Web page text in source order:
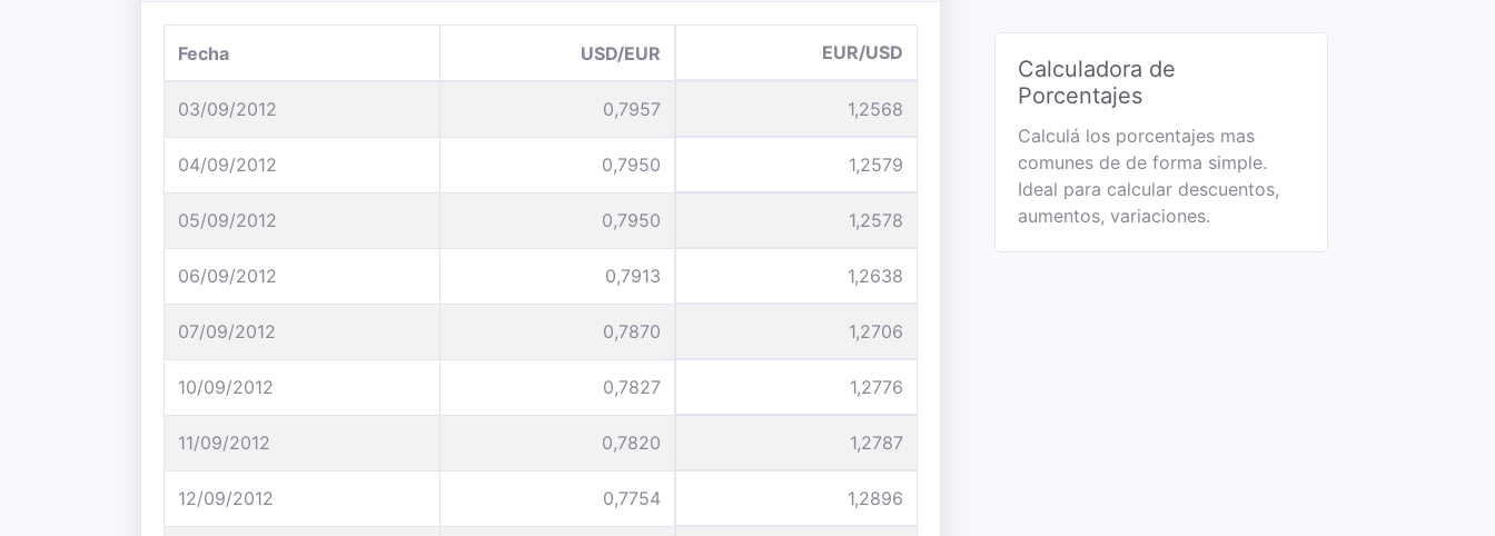
Fecha USD/EUR EUR/USD
03/09/2012 0,7957 1,2568
04/09/2012 0,7950 1,2579
05/09/2012 0,7950 1,2578
06/09/2012 0,7913 1,2638
07/09/2012 0,7870 1,2706
10/09/2012 0,7827 1,2776
11/09/2012 0,7820 1,2787
12/09/2012 0,7754 1,2896
Calculadora de
Porcentajes
Calculá los porcentajes mas
comunes de de forma simple.
Ideal para calcular descuentos,
aumentos, variaciones.